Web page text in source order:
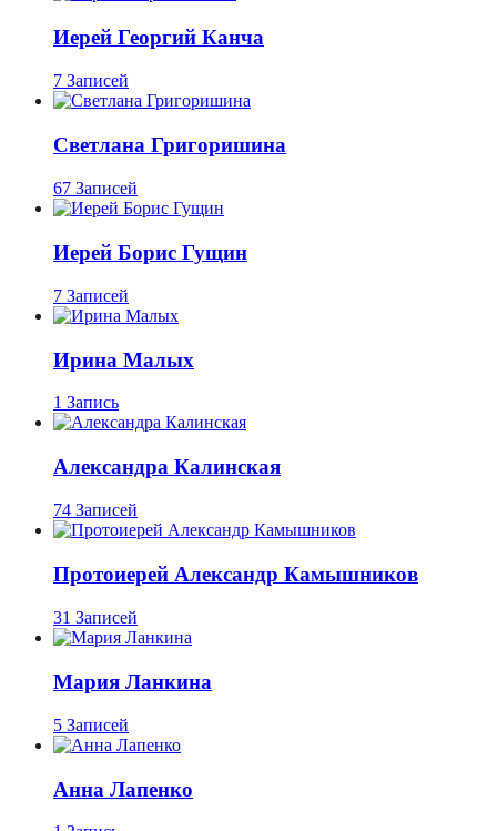
Иерей Георгий Канча
7 Записей
Светлана Григоришина
67 Записей
Иерей Борис Гущин
7 Записей
Ирина Малых
1 Запись
Александра Калинская
74 Записей
Протоиерей Александр Камышников
31 Записей
Мария Ланкина
5 Записей
Анна Лапенко